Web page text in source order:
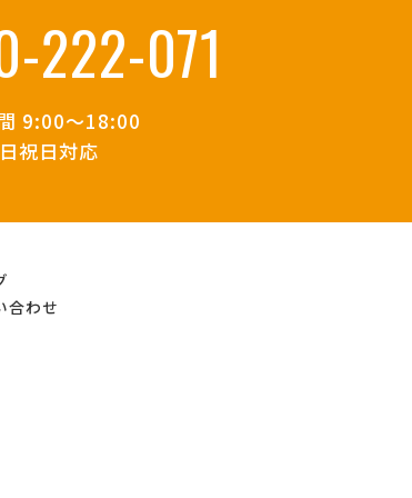
222-071
9:00～18:00
祝日対応
合わせ